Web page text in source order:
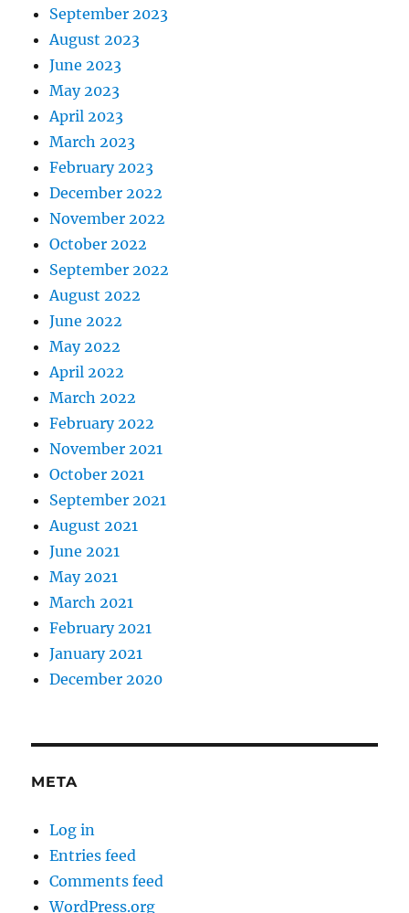
September 2023
August 2023
June 2023
May 2023
April 2023
March 2023
February 2023
December 2022
November 2022
October 2022
September 2022
August 2022
June 2022
May 2022
April 2022
March 2022
February 2022
November 2021
October 2021
September 2021
August 2021
June 2021
May 2021
March 2021
February 2021
January 2021
December 2020
META
Log in
Entries feed
Comments feed
WordPress.org